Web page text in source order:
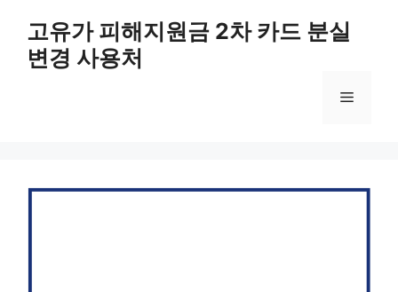
고유가 피해지원금 2차 카드 분실
변경 사용처
메